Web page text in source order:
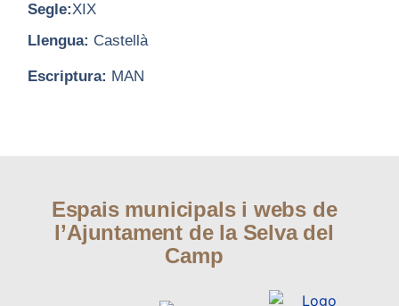
Segle:XIX
Llengua: Castellà
Escriptura: MAN
Espais municipals i webs de
l’Ajuntament de la Selva del
Camp